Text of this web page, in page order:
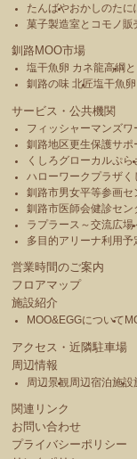
たんばやおかしのたに
菓子製造室とコモノ販
釧路MOO市場
塩干魚卵 カネ龍高綱
釧路の味 北匠塩干魚
サービス・公共機関
フィッシャーマンズワ
釧路地区更生保護サ
くしろグローカルぷら
ハローワークプラザく
釧路市男女平等参画
釧路市医師会健診セン
ラプラース～交流広場
多目的アリーナ利用予
営業時間のご案内
フロアマップ
施設紹介
MOO&EGGについて
アクセス・近隣駐車場
周辺情報
周辺景観 周辺宿泊施設
関連リンク
お問い合わせ
プライバシーポリシー